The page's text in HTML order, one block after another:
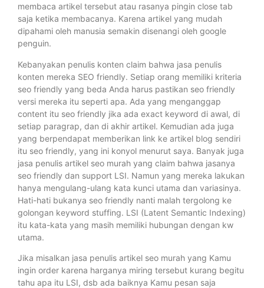
membaca artikel tersebut atau rasanya pingin close tab
saja ketika membacanya. Karena artikel yang mudah
dipahami oleh manusia semakin disenangi oleh google
penguin.
Kebanyakan penulis konten claim bahwa jasa penulis
konten mereka SEO friendly. Setiap orang memiliki kriteria
seo friendly yang beda Anda harus pastikan seo friendly
versi mereka itu seperti apa. Ada yang menganggap
content itu seo friendly jika ada exact keyword di awal, di
setiap paragrap, dan di akhir artikel. Kemudian ada juga
yang berpendapat memberikan link ke artikel blog sendiri
itu seo friendly, yang ini konyol menurut saya. Banyak juga
jasa penulis artikel seo murah yang claim bahwa jasanya
seo friendly dan support LSI. Namun yang mereka lakukan
hanya mengulang-ulang kata kunci utama dan variasinya.
Hati-hati bukanya seo friendly nanti malah tergolong ke
golongan keyword stuffing. LSI (Latent Semantic Indexing)
itu kata-kata yang masih memiliki hubungan dengan kw
utama.
Jika misalkan jasa penulis artikel seo murah yang Kamu
ingin order karena harganya miring tersebut kurang begitu
tahu apa itu LSI, dsb ada baiknya Kamu pesan saja